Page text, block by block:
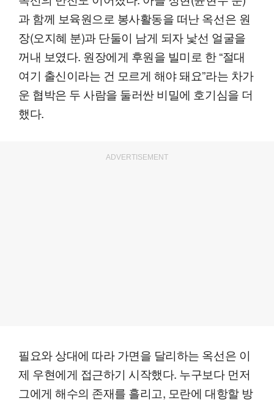
과 함께 보육원으로 봉사활동을 떠난 옥선은 원
장(오지혜 분)과 단둘이 남게 되자 낯선 얼굴을
꺼내 보였다. 원장에게 후원을 빌미로 한 “절대
여기 출신이라는 건 모르게 해야 돼요”라는 차가
운 협박은 두 사람을 둘러싼 비밀에 호기심을 더
했다.
ADVERTISEMENT
필요와 상대에 따라 가면을 달리하는 옥선은 이
제 우현에게 접근하기 시작했다. 누구보다 먼저
그에게 해수의 존재를 흘리고, 모란에 대항할 방